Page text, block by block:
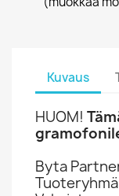
Kuvaus
HUOM!
Byta